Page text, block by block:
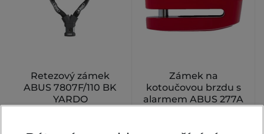
Retezový zámek
ABUS 7807F/110 BK
YARDO
Zámek na
kotoučovou brzdu s
alarmem ABUS 277A